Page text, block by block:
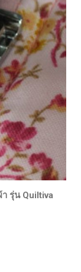
รุ่น Quiltiva